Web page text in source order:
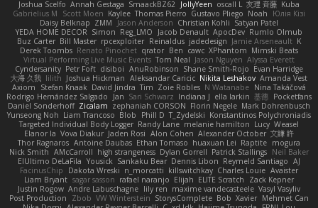
Joshua Scelfo Annah Gestaga SmaackBZ62 JollyYeen oscall L 友理 斉藤 Kuba
Gabrielius M
Scott Moen Kaylee Thomas Pierro Gustavo Pliego Noah
Юлія Кізі
Daisy Belknap ZMM Jason Anderson Christian Kohli Satyan Patel
YEDA HOME DECOR Simon Reg_LMO Jacob Denault ApocDev Rumlo Olmub
Buz Carter Bill Master rpcexploiter Reinaldus jadedesign Jamie Arseneault K
Derek Toombs Renato Pinochet qrator Ben cawc XPhantom Mimski Beats
Virtual Performing Live Music Events Tom Neal Jason Nguyen Alyssa Everett
Cyndersanity Petr Fořt disiboi AnuRobinson Shane Smith-Rojo Evan Harridge
大海 久我 lilith Joshua Hickman Aleksandar Caricic Nikita Leshakov Amanda Vest
Axiom
Stefan Knaak David Jindra Tim Zoie Robles N Watanabe Nina Takáčová
Rodrigo Hernández Salgado
Jan Sari Schwarz Indiana J ella larkin 基德 Pocketfans
Daniel Sonderhoff Zicalam zephaniah CORSON Florin Negele Mark Dohrenbusch
Yunseong Noh Liam Trancoso Blob Phill D T_Zydelski Konstantinos Polychroniadis
Targeted Individual Body Logger Randy Lane melanie hamilton Lucy Weasel
Elanor la Vova Diakur Jaden Rosi Alon Cohen Alexander October 文謙 許
Thor Ragnaros Antoine Daubas Ethan Tomaso huaxuan Lei Raptite mogura
Nick Smith AMcCarroll high strangeness Dylan Gorrell Patrick Stallings Neil Baker
ElUltimo DeLaFila Yousick Sankaku Bear Dennis Libon Reymeld Santiago AJ
FacinusChip
Dakota Wreski n_morcatti killswitchkay Charles Louie Avaister
Liam Bryant sagar sasson rafael naranjo Elijah ELITE Scratch
Zack Kepner
Justin Rogow Andre Labuschagne lily ren maxime vandecasteele Vasyl Vasyliv
Post Production
Zbob VW Winterstein StorysComplete Bob Xavier Mehmet Can